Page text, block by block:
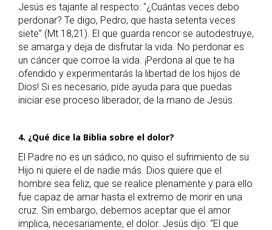
Jesús es tajante al respecto: “¿Cuántas veces debo
perdonar? Te digo, Pedro, que hasta setenta veces
siete” (Mt 18,21). El que guarda rencor se autodestruye,
se amarga y deja de disfrutar la vida. No perdonar es
un cáncer que corroe la vida. ¡Perdona al que te ha
ofendido y experimentarás la libertad de los hijos de
Dios! Si es necesario, pide ayuda para que puedas
iniciar ese proceso liberador, de la mano de Jesús.
4. ¿Qué dice la Biblia sobre el dolor?
El Padre no es un sádico, no quiso el sufrimiento de su
Hijo ni quiere el de nadie más. Dios quiere que el
hombre sea feliz, que se realice plenamente y para ello
fue capaz de amar hasta el extremo de morir en una
cruz. Sin embargo, debemos aceptar que el amor
implica, necesariamente, el dolor. Jesús dijo: “El que